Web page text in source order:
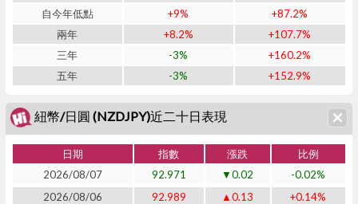
自今年低點
+9%
+87.2%
兩年
+8.2%
+107.7%
三年
-3%
+160.2%
五年
-3% +152.9%
紐幣/日圓 (NZDJPY)近二十日表現
日期 指數 漲跌
比例
2026/08/07
92.971 ▼0.02
-0.02%
2026/08/06
92.989 ▲0.13
+0.14%